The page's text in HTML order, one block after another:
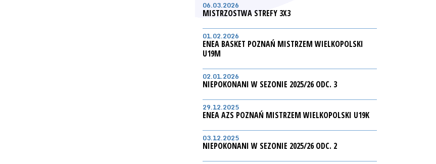
06.03.2026
MISTRZOSTWA STREFY 3X3
01.02.2026
ENEA BASKET POZNAŃ MISTRZEM WIELKOPOLSKI
U19M
02.01.2026
NIEPOKONANI W SEZONIE 2025/26 ODC. 3
29.12.2025
ENEA AZS POZNAŃ MISTRZEM WIELKOPOLSKI U19K
03.12.2025
NIEPOKONANI W SEZONIE 2025/26 ODC. 2